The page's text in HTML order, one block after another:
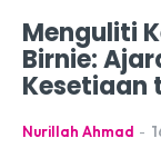
Menguliti
Birnie:
Kesetiaan
Nurillah Ahmad -